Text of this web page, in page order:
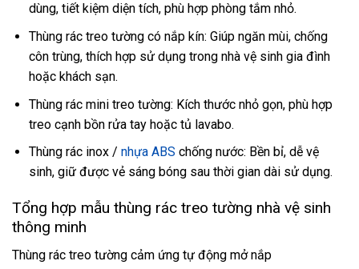
dùng, tiết kiệm diện tích, phù hợp phòng tắm nhỏ.
Thùng rác treo tường có nắp kín: Giúp ngăn mùi, chống
côn trùng, thích hợp sử dụng trong nhà vệ sinh gia đình
hoặc khách sạn.
Thùng rác mini treo tường: Kích thước nhỏ gọn, phù hợp
treo cạnh bồn rửa tay hoặc tủ lavabo.
Thùng rác inox / nhựa ABS chống nước: Bền bỉ, dễ vệ
sinh, giữ được vẻ sáng bóng sau thời gian dài sử dụng.
Tổng hợp mẫu thùng rác treo tường nhà vệ sinh
thông minh
Thùng rác treo tường cảm ứng tự động mở nắp